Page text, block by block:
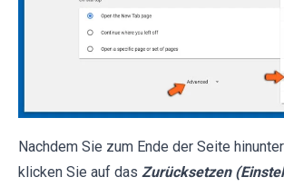
Nachdem Sie zum Ende der Seite
klicken Sie auf das Zurücksetzen